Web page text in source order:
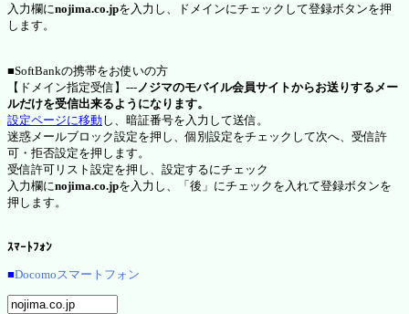
入力欄にnojima.co.jpを入力し、ドメインにチェックして登録ボタンを押
します。
■SoftBankの携帯をお使いの方
【ドメイン指定受信】---ノジマのモバイル会員サイトからお送りするメー
ルだけを受信出来るようになります。
設定ページに移動し、暗証番号を入力して送信。
迷惑メールブロック設定を押し、個別設定をチェックして次へ、受信許
可・拒否設定を押します。
受信許可リスト設定を押し、設定するにチェック
入力欄にnojima.co.jpを入力し、「後」にチェックを入れて登録ボタンを
押します。
ｽﾏｰﾄﾌｫﾝ
■Docomoスマートフォン